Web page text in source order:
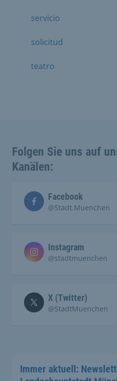
servicio
solicitud
teatro
Folgen Sie uns auf
Kanälen:
Facebook
@Stadt.Muenchen
Instagram
@stadtmuenchen
X (Twitter)
@StadtMuenchen
Immer aktuell: